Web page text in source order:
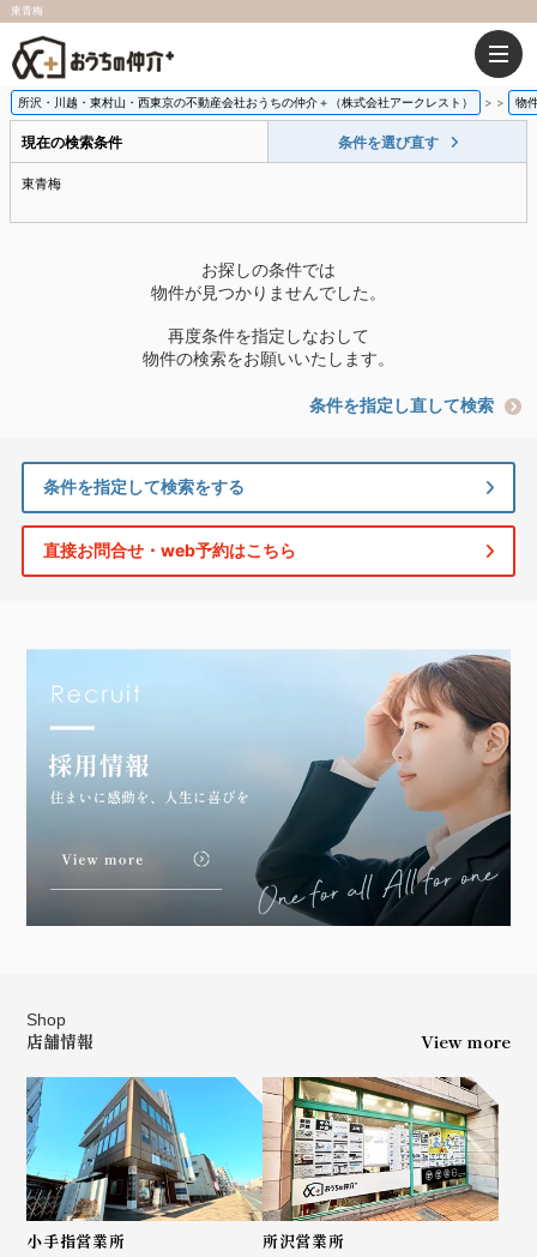
東青梅
所沢・川越・東村山・西東京の不動産会社おうちの仲介＋（株式会社アークレスト） > 物
現在の検索条件 条件を選び直す
東青梅
お探しの条件では
物件が見つかりませんでした。
再度条件を指定しなおして
物件の検索をお願いいたします。
条件を指定し直して検索
条件を指定して検索をする
直接お問合せ・web予約はこちら
Shop
店舗情報 View more
小手指営業所 所沢営業所